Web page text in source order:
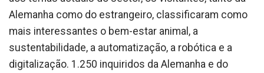
Alemanha como do estrangeiro, classificaram como
mais interessantes o bem-estar animal, a
sustentabilidade, a automatização, a robótica e a
digitalização. 1.250 inquiridos da Alemanha e do